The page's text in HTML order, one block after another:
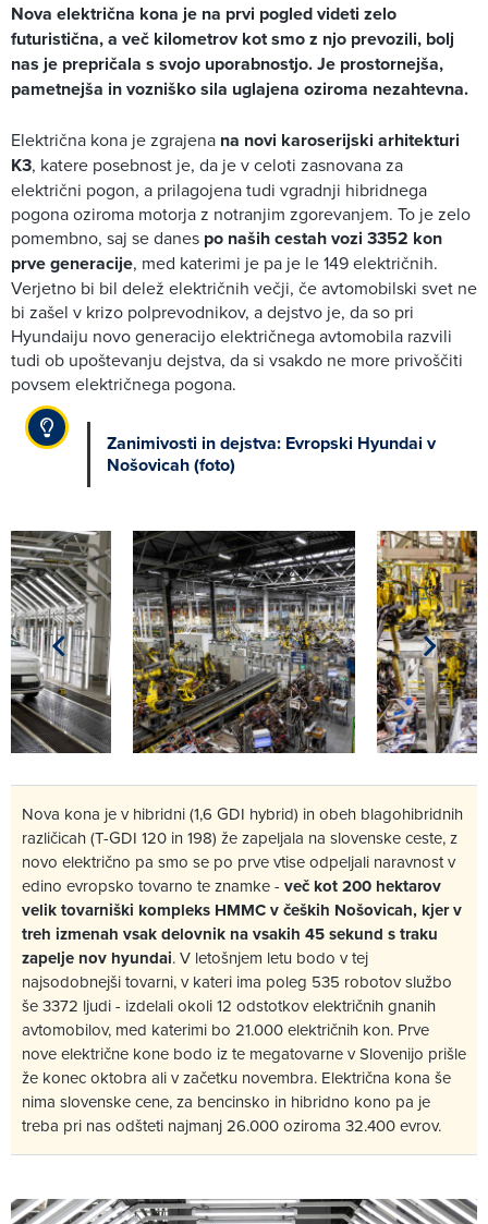
Nova električna kona je na prvi pogled videti zelo
futuristična, a več kilometrov kot smo z njo prevozili, bolj
nas je prepričala s svojo uporabnostjo. Je prostornejša,
pametnejša in vozniško sila uglajena oziroma nezahtevna.
Električna kona je zgrajena na novi karoserijski arhitekturi
K3, katere posebnost je, da je v celoti zasnovana za
električni pogon, a prilagojena tudi vgradnji hibridnega
pogona oziroma motorja z notranjim zgorevanjem. To je zelo
pomembno, saj se danes po naših cestah vozi 3352 kon
prve generacije, med katerimi je pa je le 149 električnih.
Verjetno bi bil delež električnih večji, če avtomobilski svet ne
bi zašel v krizo polprevodnikov, a dejstvo je, da so pri
Hyundaiju novo generacijo električnega avtomobila razvili
tudi ob upoštevanju dejstva, da si vsakdo ne more privoščiti
povsem električnega pogona.
Zanimivosti in dejstva: Evropski Hyundai v
Nošovicah (foto)
Nova kona je v hibridni (1,6 GDI hybrid) in obeh blagohibridnih
različicah (T-GDI 120 in 198) že zapeljala na slovenske ceste, z
novo električno pa smo se po prve vtise odpeljali naravnost v
edino evropsko tovarno te znamke - več kot 200 hektarov
velik tovarniški kompleks HMMC v čeških Nošovicah, kjer v
treh izmenah vsak delovnik na vsakih 45 sekund s traku
zapelje nov hyundai. V letošnjem letu bodo v tej
najsodobnejši tovarni, v kateri ima poleg 535 robotov službo
še 3372 ljudi - izdelali okoli 12 odstotkov električnih gnanih
avtomobilov, med katerimi bo 21.000 električnih kon. Prve
nove električne kone bodo iz te megatovarne v Slovenijo prišle
že konec oktobra ali v začetku novembra. Električna kona še
nima slovenske cene, za bencinsko in hibridno kono pa je
treba pri nas odšteti najmanj 26.000 oziroma 32.400 evrov.